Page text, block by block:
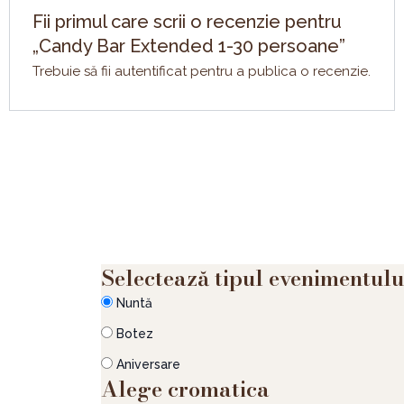
Fii primul care scrii o recenzie pentru
„Candy Bar Extended 1-30 persoane”
Trebuie să fii autentificat pentru a publica o recenzie.
Selectează tipul
Nuntă
Botez
Aniversare
Alege cromatica
Cantitate
Candy
Bar
Extended
30
persoane